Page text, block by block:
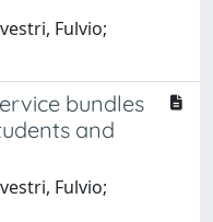
Fulvio;
bundles
and
Fulvio;